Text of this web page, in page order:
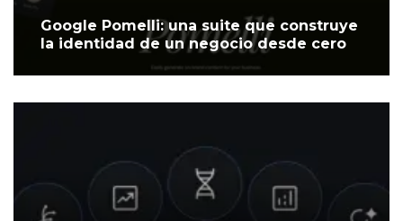
Google Pomelli: una suite que construye
la identidad de un negocio desde cero